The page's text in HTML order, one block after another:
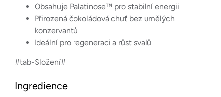
Obsahuje Palatinose™ pro stabilní energii
Přirozená čokoládová chuť bez umělých
konzervantů
Ideální pro regeneraci a růst svalů
#tab-Složení#
Ingredience